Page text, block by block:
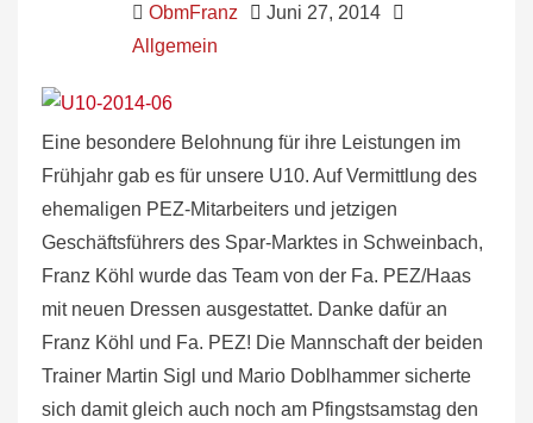
ObmFranz
Juni 27, 2014
Allgemein
Eine besondere Belohnung für ihre Leistungen im
Frühjahr gab es für unsere U10. Auf Vermittlung des
ehemaligen PEZ-Mitarbeiters und jetzigen
Geschäftsführers des Spar-Marktes in Schweinbach,
Franz Köhl wurde das Team von der Fa. PEZ/Haas
mit neuen Dressen ausgestattet. Danke dafür an
Franz Köhl und Fa. PEZ! Die Mannschaft der beiden
Trainer Martin Sigl und Mario Doblhammer sicherte
sich damit gleich auch noch am Pfingstsamstag den